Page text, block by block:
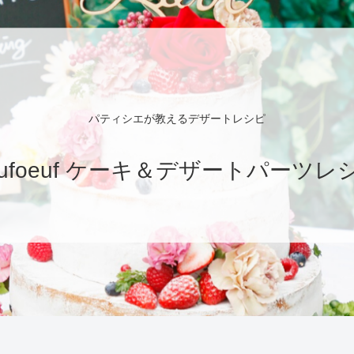
パティシエが教えるデザートレシピ
ケーキ＆デザートパーツレ